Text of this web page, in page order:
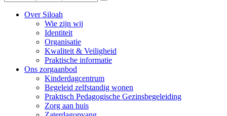
Over Siloah
Wie zijn wij
Identiteit
Organisatie
Kwaliteit & Veiligheid
Praktische informatie
Ons zorgaanbod
Kinderdagcentrum
Begeleid zelfstandig wonen
Praktisch Pedagogische Gezinsbegeleiding
Zorg aan huis